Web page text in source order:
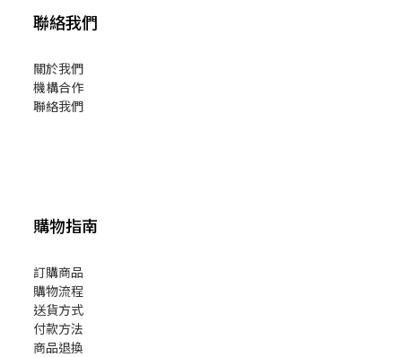
聯絡我們
關於我們
機構合作
聯絡我們
購物指南
訂購商品
購物流程
送貨方式
付款方法
商品退換